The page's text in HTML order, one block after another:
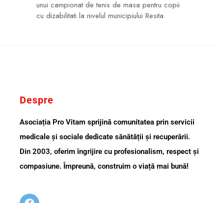
unui campionat de tenis de masa pentru copii
cu dizabilitati la nivelul municipiului Resita.
Despre
Asociația Pro Vitam sprijină comunitatea prin servicii
medicale și sociale dedicate sănătății și recuperării.
Din 2003, oferim îngrijire cu profesionalism, respect și
compasiune. Împreună, construim o viață mai bună!